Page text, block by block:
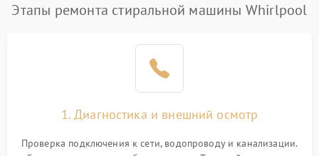
Этапы ремонта стиральной машины Whirlpool
1. Диагностика и внешний осмотр
Проверка подключения к сети, водопроводу и канализации.